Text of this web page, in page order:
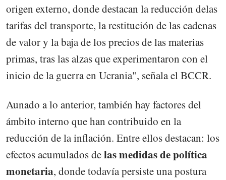
origen externo, donde destacan la reducción delas
tarifas del transporte, la restitución de las cadenas
de valor y la baja de los precios de las materias
primas, tras las alzas que experimentaron con el
inicio de la guerra en Ucrania", señala el BCCR.
Aunado a lo anterior, también hay factores del
ámbito interno que han contribuido en la
reducción de la inflación. Entre ellos destacan: los
efectos acumulados delas medidas de política
monetaria, donde todavía persiste una postura